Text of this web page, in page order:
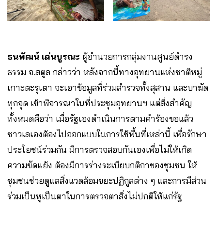
ธนพัฒน์ เด่นบูรณะ ผู้อำนวยการกลุ่มงานศูนย์ดำรง
ธรรม จ.สตูล กล่าวว่า หลังจากนี้ทางอุทยานแห่งชาติหมู่
เกาะตะรุเตา จะเอาข้อมูลที่ร่วมสำรวจทั้งสุสาน และบาฆัด
ทุกจุด เข้าพิจารณาในที่ประชุมอุทยานฯ แต่สิ่งสำคัญ
ทั้งหมดคือว่า เมื่อรัฐเองดำเนินการตามคำร้องขอแล้ว
ชาวเลเองต้องไปออกแบบในการใช้พื้นที่เหล่านี้ เพื่อรักษา
ประโยชน์ร่วมกัน มีการตรวจสอบกันเองเพื่อไม่ให้เกิด
ความขัดแย้ง ต้องมีการร่างระเบียบกติกาของชุมชน ให้
ชุมชนช่วยดูแลสิ่งแวดล้อมขยะปฏิกูลต่าง ๆ และการมีส่วน
ร่วมเป็นหูเป็นตาในการตรวจตาสิ่งไม่ปกติให้แก่รัฐ